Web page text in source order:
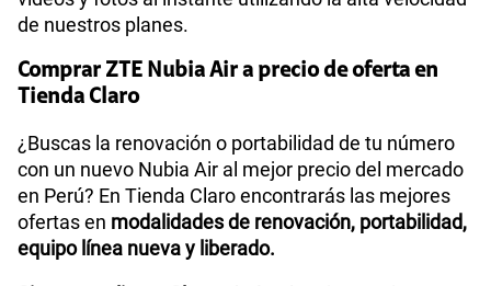
de nuestros planes.
Comprar ZTE Nubia Air a precio de oferta en
Tienda Claro
¿Buscas la renovación o portabilidad de tu número
con un nuevo Nubia Air al mejor precio del mercado
en Perú? En Tienda Claro encontrarás las mejores
ofertas en modalidades de renovación, portabilidad,
equipo línea nueva y liberado.